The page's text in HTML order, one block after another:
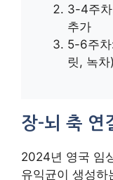
에 아티초크 추
시 배고픔 점수
습니다.
관관계